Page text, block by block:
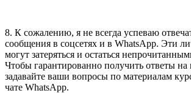
8. К сожалению, я не всегда успеваю
сообщения в соцсетях и в WhatsApp. Эти
могут затеряться и остаться
Чтобы гарантированно получить ответы на
задавайте ваши вопросы по материалам
чате WhatsApp.